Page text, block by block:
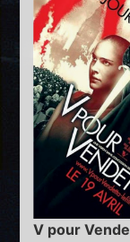
V pour